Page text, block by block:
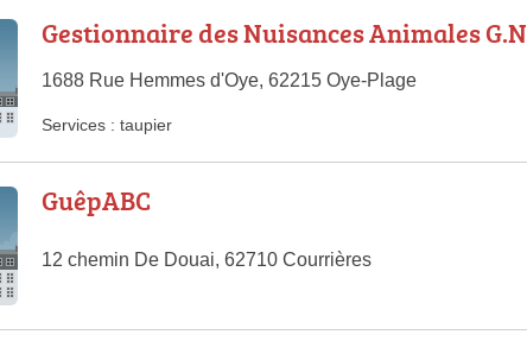
Gestionnaire des Nuisances Animales G.N
1688 Rue Hemmes d'Oye, 62215 Oye-Plage
Services : taupier
GuêpABC
12 chemin De Douai, 62710 Courrières